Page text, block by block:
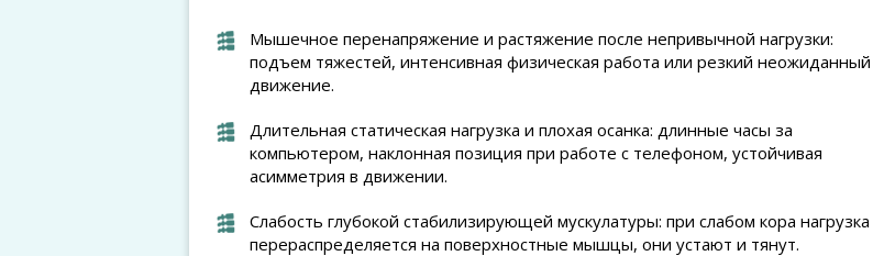
Мышечное перенапряжение и растяжение после непривычной нагрузки:
подъем тяжестей, интенсивная физическая работа или резкий неожиданный
движение.
Длительная статическая нагрузка и плохая осанка: длинные часы за
компьютером, наклонная позиция при работе с телефоном, устойчивая
асимметрия в движении.
Слабость глубокой стабилизирующей мускулатуры: при слабом кора нагрузка
перераспределяется на поверхностные мышцы, они устают и тянут.